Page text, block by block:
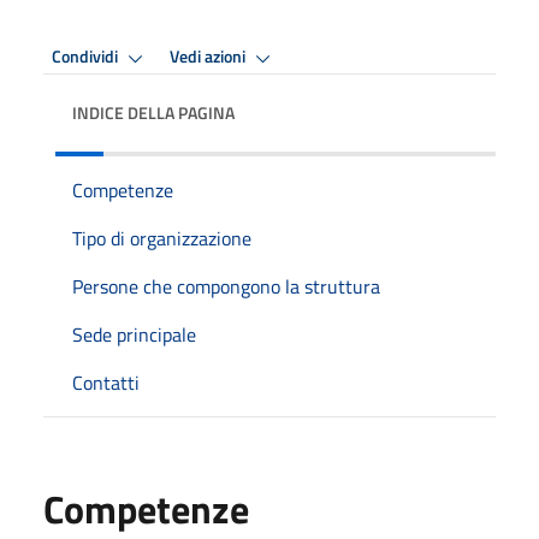
Condividi Vedi azioni
INDICE DELLA PAGINA
Competenze
Tipo di organizzazione
Persone che compongono la struttura
Sede principale
Contatti
Competenze